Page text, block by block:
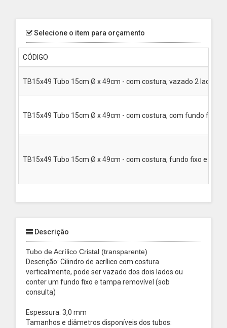
Selecione o item para orçamento
CÓDIGO
TB15x49 Tubo 15cm Ø x 49cm - com costura, vazado 2 lados
TB15x49 Tubo 15cm Ø x 49cm - com costura, com fundo fixo
TB15x49 Tubo 15cm Ø x 49cm - com costura, fundo fixo e
Descrição
Tubo de Acrílico Cristal (transparente)
Descrição: Cilindro de acrílico com costura
verticalmente, pode ser vazado dos dois lados ou
conter um fundo fixo e tampa removível (sob
consulta)
Espessura: 3,0 mm
Tamanhos e diâmetros disponíveis dos tubos: